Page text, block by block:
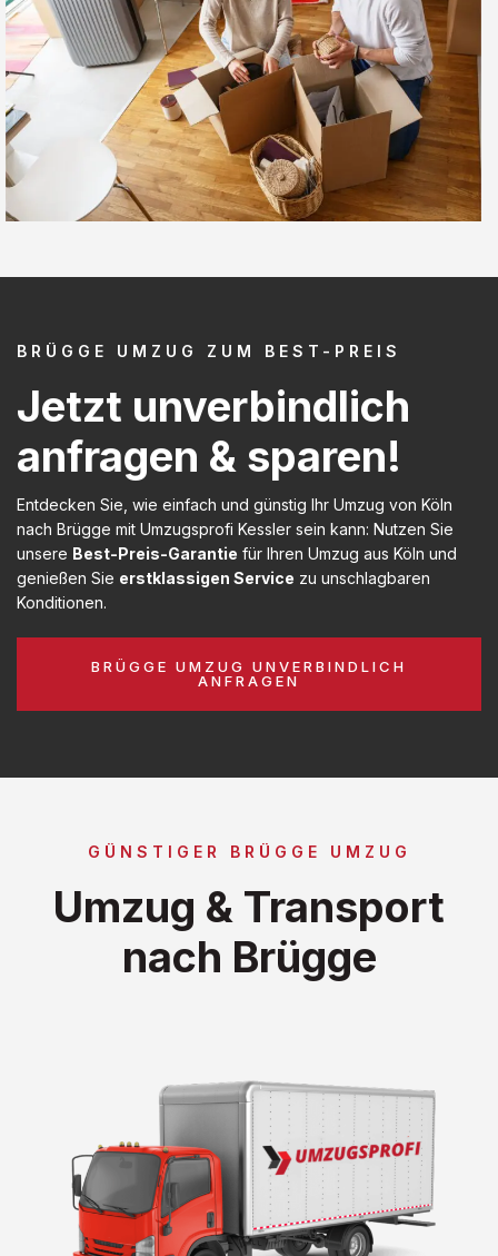
BRÜGGE UMZUG ZUM BEST-PREIS
Jetzt unverbindlich
anfragen & sparen!
Entdecken Sie, wie einfach und günstig Ihr Umzug von Köln
nach Brügge mit Umzugsprofi Kessler sein kann: Nutzen Sie
unsere Best-Preis-Garantie für Ihren Umzug aus Köln und
genießen Sie erstklassigen Service zu unschlagbaren
Konditionen.
BRÜGGE UMZUG UNVERBINDLICH
ANFRAGEN
GÜNSTIGER BRÜGGE UMZUG
Umzug & Transport
nach Brügge